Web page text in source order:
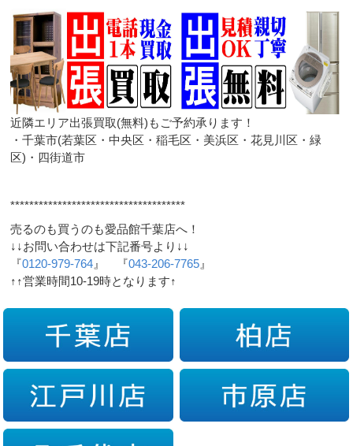
近隣エリア出張買取(無料)もご予約承ります！
・千葉市(若葉区・中央区・稲毛区・美浜区・花見川区・緑
区)・四街道市
*************************************
売るのも買うのも愛品館千葉店へ！
↓↓お問い合わせは下記番号より↓↓
『0120-979-764 』 『043-206-7765 』
↑↑営業時間10-19時となります↑